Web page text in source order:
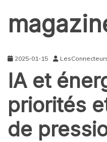
2025-01-15
IA et
priorités
de